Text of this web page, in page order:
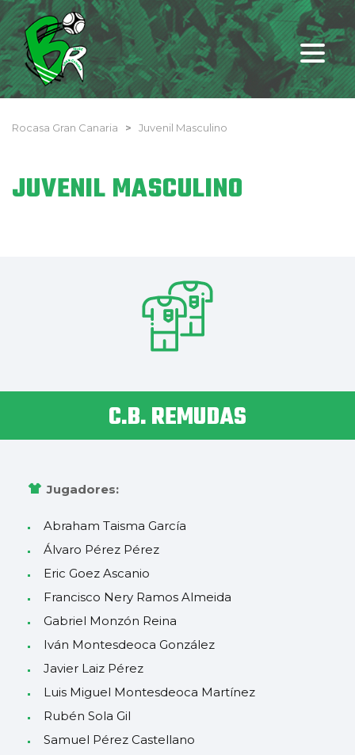
Rocasa Gran Canaria > Juvenil Masculino
JUVENIL MASCULINO
C.B. REMUDAS
Jugadores:
Abraham Taisma García
Álvaro Pérez Pérez
Eric Goez Ascanio
Francisco Nery Ramos Almeida
Gabriel Monzón Reina
Iván Montesdeoca González
Javier Laiz Pérez
Luis Miguel Montesdeoca Martínez
Rubén Sola Gil
Samuel Pérez Castellano